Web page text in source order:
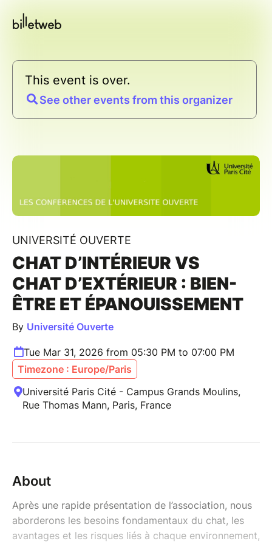
This event is over.
See other events from this organizer
UNIVERSITÉ OUVERTE
CHAT D’INTÉRIEUR VS
CHAT D’EXTÉRIEUR : BIEN-
ÊTRE ET ÉPANOUISSEMENT
By Université Ouverte
Tue Mar 31, 2026 from 05:30 PM to 07:00 PM
Timezone : Europe/Paris
Université Paris Cité - Campus Grands Moulins,
Rue Thomas Mann, Paris, France
About
Après une rapide présentation de l’association, nous
aborderons les besoins fondamentaux du chat, les
avantages et les risques liés à chaque environnement,